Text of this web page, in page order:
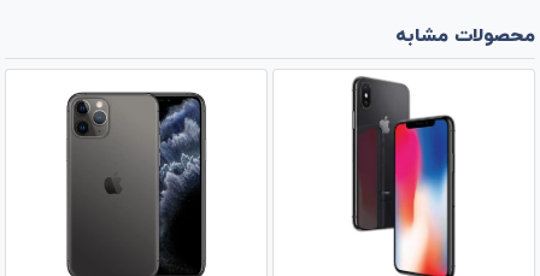
محصولات مشابه